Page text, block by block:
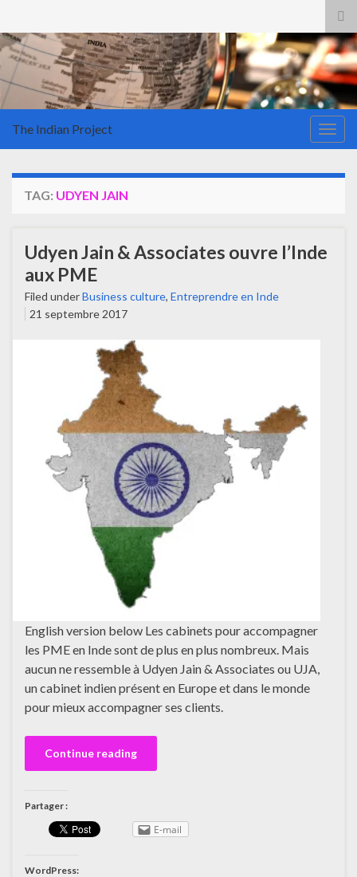
The Indian Project
TAG: UDYEN JAIN
Udyen Jain & Associates ouvre l’Inde
aux PME
Filed underBusiness culture, Entreprendre en Inde
21 septembre 2017
English version below Les cabinets pour accompagner
les PME en Inde sont de plus en plus nombreux. Mais
aucun ne ressemble à Udyen Jain & Associates ou UJA,
un cabinet indien présent en Europe et dans le monde
pour mieux accompagner ses clients.
Continue reading
Partager :
E-mail
WordPress: